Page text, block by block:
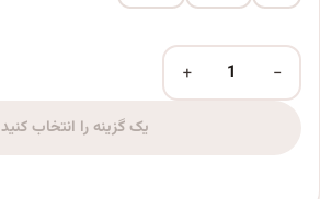
بادکنک فویلی مدل قلب بسته 3 عددی عدد
−
+
یک گزینه را انتخاب کنید